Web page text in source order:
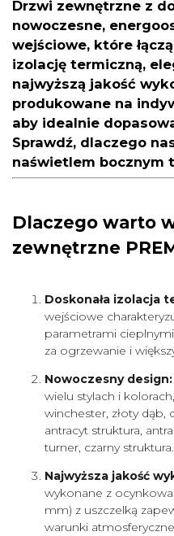
Drzwi zewnętrzne z
nowoczesne,
wejściowe, które
izolację termiczną,
najwyższą jakość
produkowane na
aby idealnie
Sprawdź, dlaczego
naświetlem bocznym
Dlaczego warto
zewnętrzne
Doskonała izolacja
wejściowe
parametrami
za ogrzewanie i
Nowoczesny design:
wielu stylach i
winchester, złoty dąb,
antracyt struktura,
turner, czarny struktura.
Najwyższa jakość
wykonane z
mm) z uszczelką
warunki